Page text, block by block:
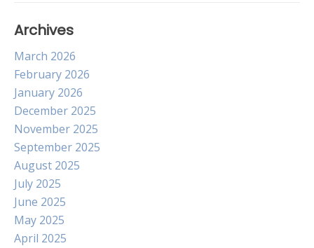
Archives
March 2026
February 2026
January 2026
December 2025
November 2025
September 2025
August 2025
July 2025
June 2025
May 2025
April 2025